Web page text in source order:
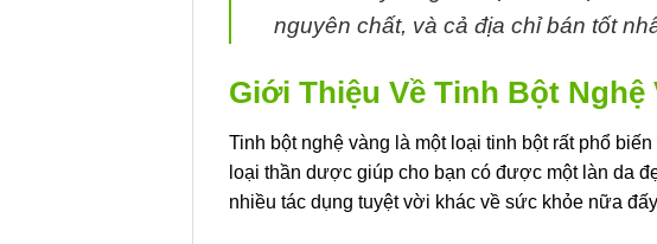
nguyên chất, và cả địa chỉ bán tốt
Giới Thiệu Về Tinh Bột Nghệ
Tinh bột nghệ vàng là một loại tinh bột rất phổ
loại thần dược giúp cho bạn có được một làn da
nhiều tác dụng tuyệt vời khác về sức khỏe nữa